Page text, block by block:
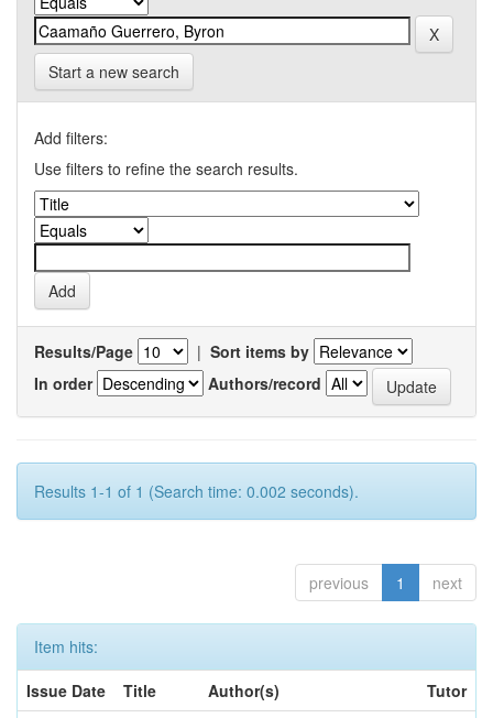
Start a new search
Add filters:
Use filters to refine the search results.
Results/Page | Sort items by
In order
Authors/record
Results 1-1 of 1 (Search time: 0.002 seconds).
previous 1 next
Item hits:
Issue Date
Title Author(s)
Tutor